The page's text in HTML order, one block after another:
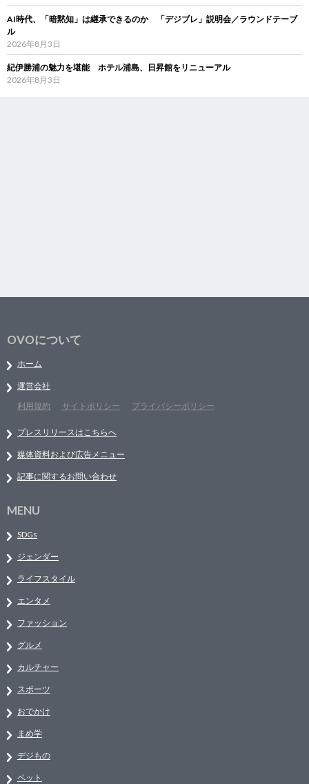
AI時代、「暗黙知」は継承できるのか 「デジブレ」説明会／ラウンドテーブ
ル
2026年8月3日
紀伊勝浦の魅力を堪能 ホテル浦島、日昇館をリニューアル
2026年8月3日
OVOについて
ホーム
運営会社
利用規約
サイトポリシー プライバシーポリシー
プレスリリースはこちらへ
媒体資料および広告メニュー
記事に関するお問い合わせ
MENU
SDGs
ジェンダー
ライフスタイル
エンタメ
ファッション
グルメ
カルチャー
スポーツ
おでかけ
まめ学
デジもの
ペット